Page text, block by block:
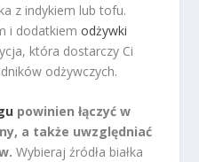
z indykiem lub tofu.
i dodatkiemodżywki
która dostarczy Ci
odżywczych.
powinien łączyć w
a także uwzględniać
Wybieraj źródła białka